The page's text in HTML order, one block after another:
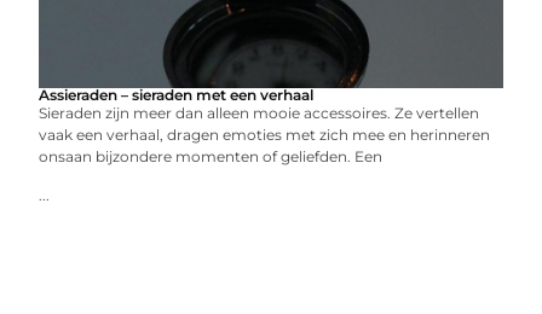
Assieraden – sieraden met een verhaal
Sieraden zijn meer dan alleen mooie accessoires. Ze vertellen
vaak een verhaal, dragen emoties met zich mee en herinneren
onsaan bijzondere momenten of geliefden. Een
...